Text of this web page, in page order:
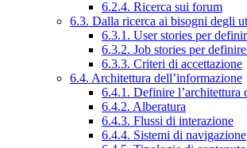
6.2.4. Ricerca sui forum
6.3. Dalla ricerca ai bisogni degli
6.3.1. User stories per
6.3.2. Job stories per
6.3.3. Criteri di accettazione
6.4. Architettura dell’informazione
6.4.1. Definire l’architettura
6.4.2. Alberatura
6.4.3. Flussi di interazione
6.4.4. Sistemi di navigazione